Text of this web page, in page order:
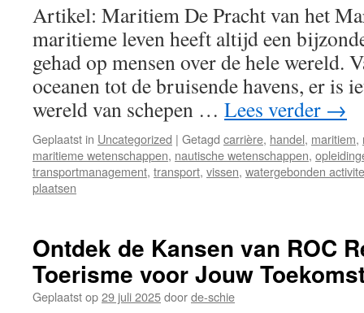
Artikel: Maritiem De Pracht van het
maritieme leven heeft altijd een
gehad op mensen over de hele wereld.
oceanen tot de bruisende havens, er is
wereld van schepen … Lees verder →
Geplaatst in Uncategorized | Getagd carrière, handel, maritiem,
maritieme wetenschappen, nautische wetenschappen,
transportmanagement, transport, vissen, watergebonden
plaatsen
Ontdek de Kansen van ROC
Toerisme voor Jouw
Geplaatst op29 juli 2025doorde-schie